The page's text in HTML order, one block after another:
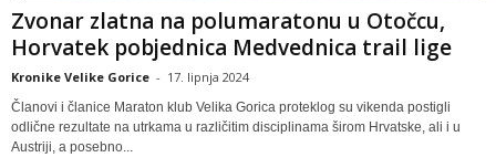
Zvonar zlatna na polumaratonu u Otočcu,
Horvatek pobjednica Medvednica trail lige
Kronike Velike Gorice - 17. lipnja 2024
Članovi i članice Maraton klub Velika Gorica proteklog su vikenda postigli
odlične rezultate na utrkama u različitim disciplinama širom Hrvatske, ali i u
Austriji, a posebno...